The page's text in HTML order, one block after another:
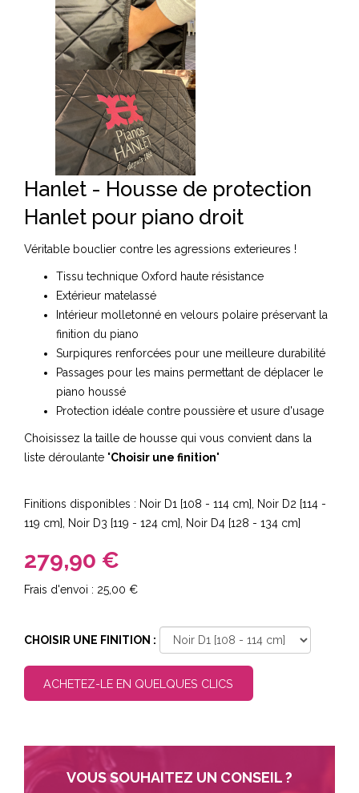
Hanlet - Housse de protection
Hanlet pour piano droit
Véritable bouclier contre les agressions exterieures !
Tissu technique Oxford haute résistance
Extérieur matelassé
Intérieur molletonné en velours polaire préservant la
finition du piano
Surpiqures renforcées pour une meilleure durabilité
Passages pour les mains permettant de déplacer le
piano houssé
Protection idéale contre poussière et usure d'usage
Choisissez la taille de housse qui vous convient dans la
liste déroulante "Choisir une finition"
Finitions disponibles : Noir D1 [108 - 114 cm], Noir D2 [114 -
119 cm], Noir D3 [119 - 124 cm], Noir D4 [128 - 134 cm]
279,90 €
25,00 €
CHOISIR UNE FINITION :
ACHETEZ-LE EN QUELQUES CLICS
VOUS SOUHAITEZ UN CONSEIL ?